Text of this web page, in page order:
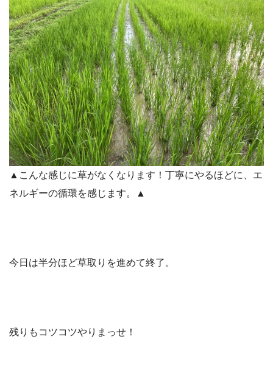
▲こんな感じに草がなくなります！丁寧にやるほどに、エ
ネルギーの循環を感じます。▲
今日は半分ほど草取りを進めて終了。
残りもコツコツやりまっせ！